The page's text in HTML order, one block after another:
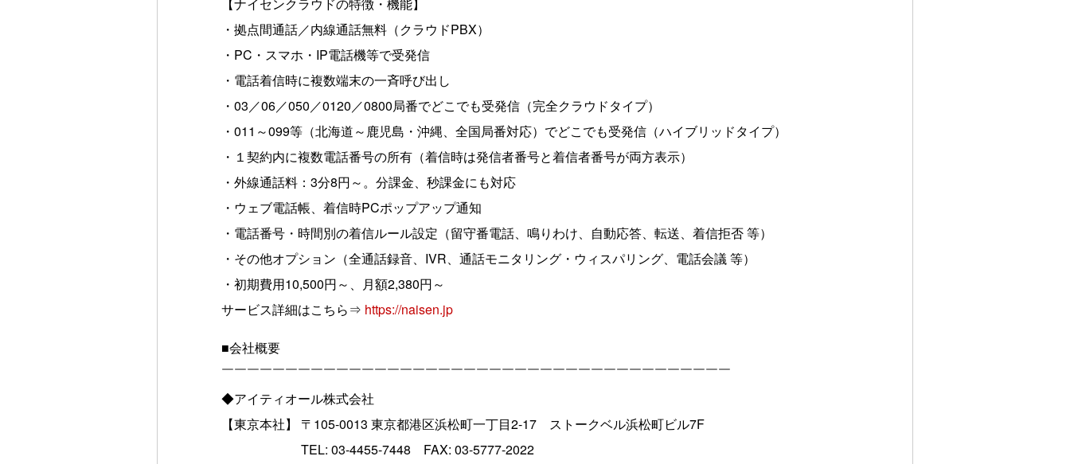
・拠点間通話／内線通話無料（クラウドPBX）
・PC・スマホ・IP電話機等で受発信
・電話着信時に複数端末の一斉呼び出し
・03／06／050／0120／0800局番でどこでも受発信（完全クラウドタイプ）
・011～099等（北海道～鹿児島・沖縄、全国局番対応）でどこでも受発信（ハイブリッドタイプ）
・１契約内に複数電話番号の所有（着信時は発信者番号と着信者番号が両方表示）
・外線通話料：3分8円～。分課金、秒課金にも対応
・ウェブ電話帳、着信時PCポップアップ通知
・電話番号・時間別の着信ルール設定（留守番電話、鳴りわけ、自動応答、転送、着信拒否 等）
・その他オプション（全通話録音、IVR、通話モニタリング・ウィスパリング、電話会議 等）
・初期費用10,500円～、月額2,380円～
サービス詳細はこちら⇒ https://naisen.jp
■会社概要
￣￣￣￣￣￣￣￣￣￣￣￣￣￣￣￣￣￣￣￣￣￣￣￣￣￣￣￣￣￣￣￣￣￣￣￣￣￣￣￣
◆アイティオール株式会社
【東京本社】 〒105-0013 東京都港区浜松町一丁目2-17 ストークベル浜松町ビル7F
TEL: 03-4455-7448 FAX: 03-5777-2022